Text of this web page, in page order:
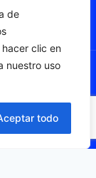
de
clic en
nuestro uso
todo